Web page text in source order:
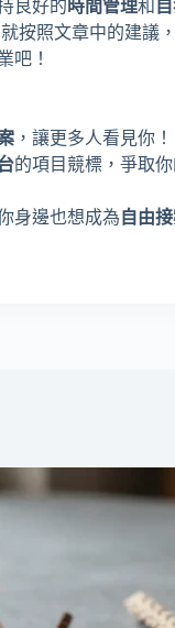
良好的 時間管理和
按照文章中的建議
吧！
，讓更多人看見你！
的項目競標，爭取
身邊也想成為 自由